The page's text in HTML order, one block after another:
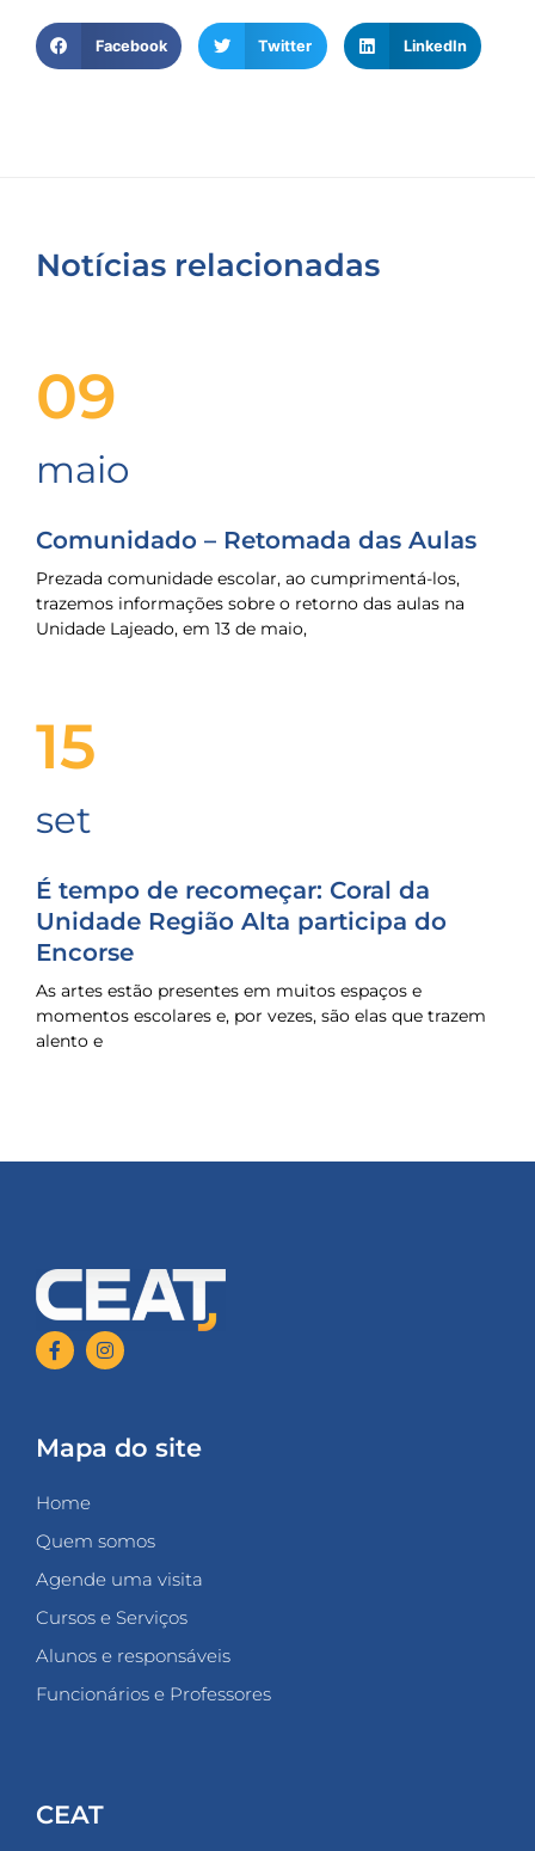
Facebook Twitter LinkedIn
Notícias relacionadas
09
maio
Comunidado – Retomada das Aulas
Prezada comunidade escolar, ao cumprimentá-los,
trazemos informações sobre o retorno das aulas na
Unidade Lajeado, em 13 de maio,
15
set
É tempo de recomeçar: Coral da
Unidade Região Alta participa do
Encorse
As artes estão presentes em muitos espaços e
momentos escolares e, por vezes, são elas que trazem
alento e
Mapa do site
Home
Quem somos
Agende uma visita
Cursos e Serviços
Alunos e responsáveis
Funcionários e Professores
CEAT